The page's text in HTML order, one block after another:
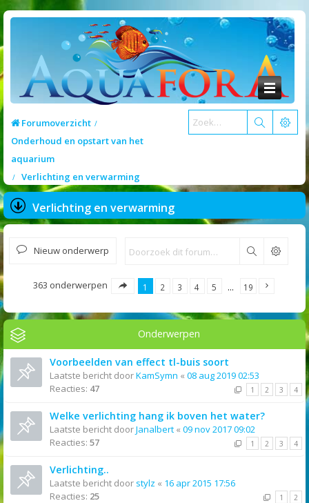
Forumoverzicht
Onderhoud en opstart van het
aquarium
Verlichting en verwarming
Verlichting en verwarming
Nieuw onderwerp Zoek
363 onderwerpen 1 2 3 4 5 … 19
Onderwerpen
Voorbeelden van effect tl-buis soort
Laatste bericht doorKamSymn « 08 aug 2019 02:53
Reacties: 47 1 2 3 4
Welke verlichting hang ik boven het water?
Laatste bericht doorJanalbert « 09 nov 2017 09:02
Reacties: 57 1 2 3 4
Verlichting..
Laatste bericht door stylz « 16 apr 2015 17:56
Reacties: 25 1 2